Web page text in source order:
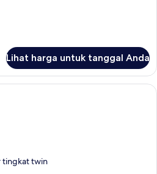
Lihat harga untuk tanggal Anda
Kamar Keluarga | Tirai kedap
tingkat twin